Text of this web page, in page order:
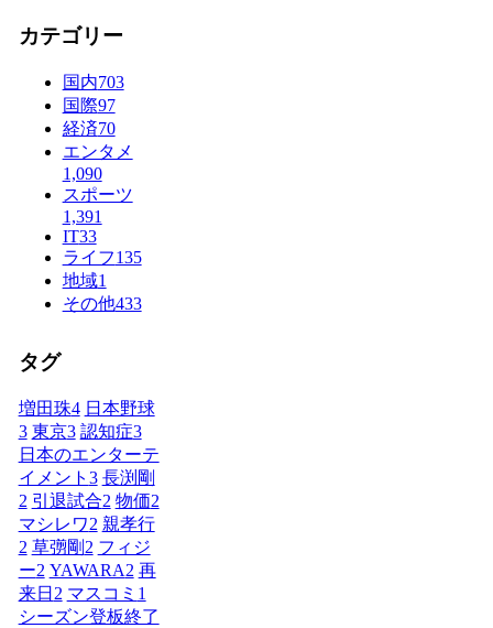
カテゴリー
国内703
国際97
経済70
エンタメ
1,090
スポーツ
1,391
IT33
ライフ135
地域1
その他433
タグ
増田珠4 日本野球
3 東京3 認知症3
日本のエンターテ
イメント 3 長渕剛
2 引退試合2 物価2
マシレワ2 親孝行
2 草彅剛 2 フィジ
ー2 YAWARA2 再
来日 2 マスコミ 1
シーズン登板終了